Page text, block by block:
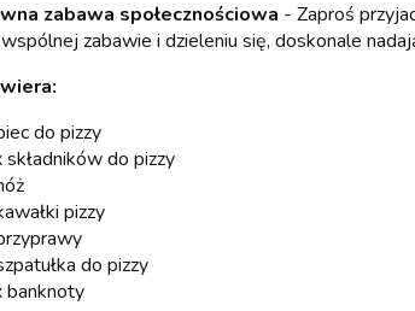
zabawa społecznościowa - Zaproś
zabawie i dzieleniu się, doskonale
do pizzy
do pizzy
pizzy
do pizzy
banknoty